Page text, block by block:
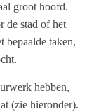
groot hoofd.
de stad of het
bepaalde taken,
hebben,
(zie hieronder).